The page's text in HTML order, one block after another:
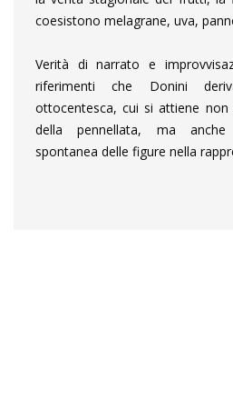
coesistono melagrane, uva,
Verità di narrato e
riferimenti che Donini
ottocentesca, cui si attiene
della pennellata, ma anche
spontanea delle figure nella